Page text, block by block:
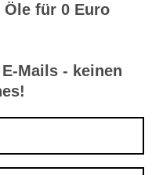
Öle für 0 Euro
Mails - keinen